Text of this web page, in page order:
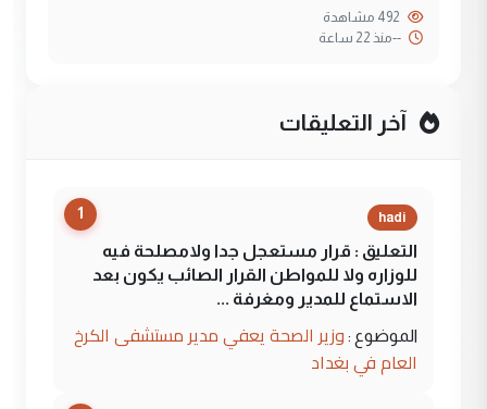
--منذ 22 ساعة
آخر التعليقات
1 hadi
التعليق : قرار مستعجل جدا ولامصلحة فيه
للوزاره ولا للمواطن القرار الصائب يكون بعد
الاستماع للمدير ومغرفة ...
الموضوع : وزير الصحة يعفي مدير مستشفى الكرخ
العام في بغداد